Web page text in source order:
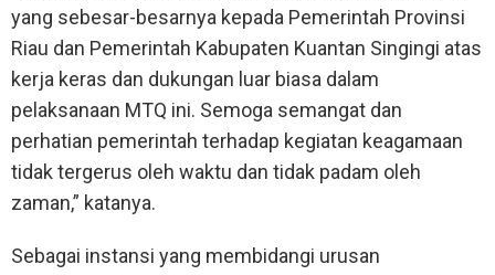
yang sebesar-besarnya kepada Pemerintah Provinsi
Riau dan Pemerintah Kabupaten Kuantan Singingi atas
kerja keras dan dukungan luar biasa dalam
pelaksanaan MTQ ini. Semoga semangat dan
perhatian pemerintah terhadap kegiatan keagamaan
tidak tergerus oleh waktu dan tidak padam oleh
zaman,” katanya.
Sebagai instansi yang membidangi urusan